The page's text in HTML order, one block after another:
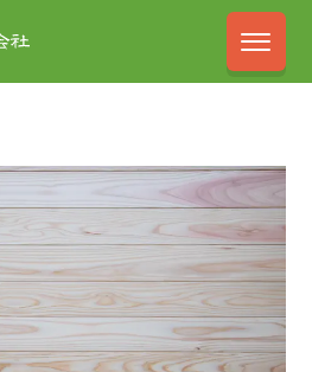
前田木材株式